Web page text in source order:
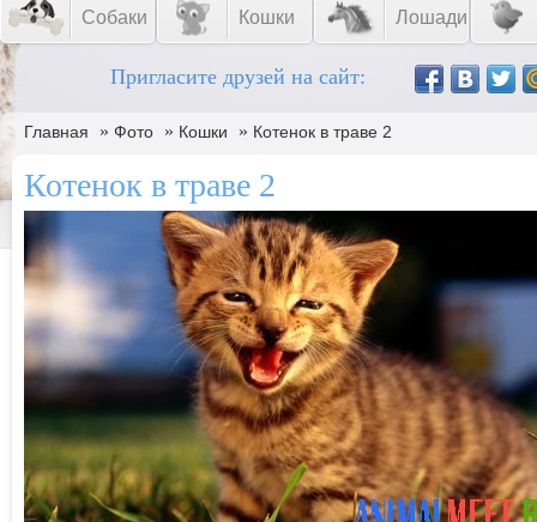
Собаки Кошки Лошади
Пригласите друзей на сайт:
Главная » Фото » Кошки » Котенок в траве 2
Котенок в траве 2